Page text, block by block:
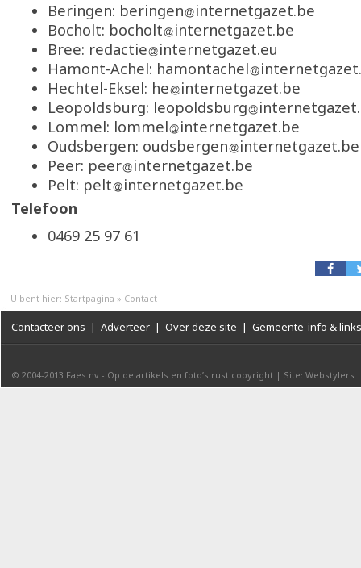
Beringen: beringen
internetgazet.be
Bocholt: bocholt
internetgazet.be
Bree: redactie
internetgazet.eu
Hamont-Achel: hamontachel
Hechtel-Eksel: he
internetgazet.be
Leopoldsburg: leopoldsburg
Lommel: lommel
internetgazet.be
Oudsbergen: oudsbergen
internetgazet.be
Peer: peer
internetgazet.be
Pelt: pelt
internetgazet.be
Telefoon
0469 25 97 61
U bent hier: Startpagina » Contact
Contacteer ons | Adverteer | Over deze site | Gemeente-info & links
© 2004-2013 Faes nv - Op de artikels en foto’s rust copyright | Site: Webstylers